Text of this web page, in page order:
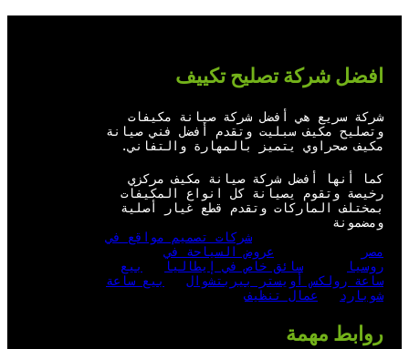
ب ك إ
ن
افضل شركة تصليح تكييف
شركة سريع هي أفضل شركة صيانة مكيفات
وتصليح مكيف سبليت وتقدم أفضل فني صيانة
مكيف صحراوي يتميز بالمهارة والتفاني.
كما أنها أفضل شركة صيانة مكيف مركزي
رخيصة وتقوم يصيانة كل انواع المكيفات
بمختلف الماركات وتقدم قطع غيار أصلية
ومضمونة
شركات تصميم مواقع في
مصر
عروض السياحة في
روسيا
سائق خاص في إيطاليا
بيع
ساعة رولكس أويستر بيربتشوال
بيع ساعة
شوبارد
عمال تنظيف
روابط مهمة